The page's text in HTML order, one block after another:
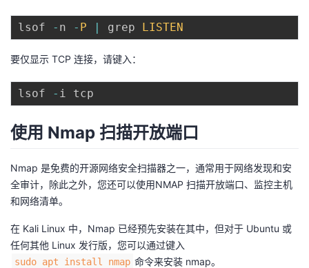
lsof - n - P | grep LISTEN
要仅显示 TCP 连接，请键入：
lsof -
使用 Nmap 扫描开放端口
Nmap 是免费的开源网络安全扫描器之一，通常用于网络发现和安
全审计，除此之外，您还可以使用NMAP 扫描开放端口、监控主机
和网络清单。
在 Kali Linux 中，Nmap 已经预先安装在其中，但对于 Ubuntu 或
任何其他 Linux 发行版，您可以通过键入
sudo apt install nmap 命令来安装 nmap。